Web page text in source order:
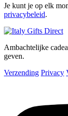
Je kunt je op elk
privacybeleid.
Ambachtelijke
geven.
Verzending Privacy